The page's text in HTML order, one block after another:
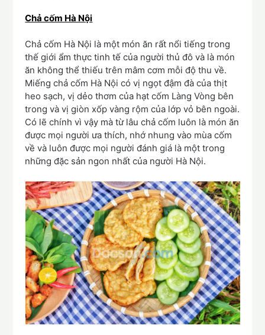
Chả cốm Hà Nội
Chả cốm Hà Nội là một món ăn rất nổi tiếng trong
thế giới ẩm thực tinh tế của người thủ đô và là món
ăn không thể thiếu trên mâm cơm mỗi độ thu về.
Miếng chả cốm Hà Nội có vị ngọt đậm đà của thịt
heo sạch, vị dẻo thơm của hạt cốm Làng Vòng bên
trong và vị giòn xốp vàng rộm của lớp vỏ bên ngoài.
Có lẽ chính vì vậy mà từ lâu chả cốm luôn là món ăn
được mọi người ưa thích, nhớ nhung vào mùa cốm
về và luôn được mọi người đánh giá là một trong
những đặc sản ngon nhất của người Hà Nội.